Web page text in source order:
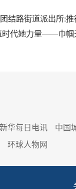
结路街道派出所:
时代她力量——巾帼
新华每日电讯 中国
环球人物网